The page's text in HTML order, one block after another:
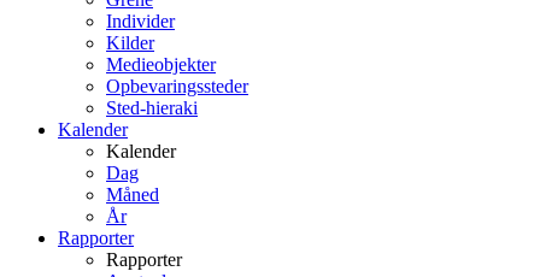
Individer
Kilder
Medieobjekter
Opbevaringssteder
Sted-hieraki
Kalender
Kalender
Dag
Måned
År
Rapporter
Rapporter